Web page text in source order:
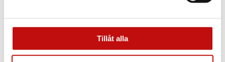
Tillåt alla
kommer till dina nya glasögon. Vilket glas du
din livsstil.